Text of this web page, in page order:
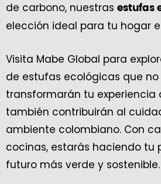
de carbono, nuestras estufas
elección ideal para tu hogar
Visita Mabe Global para
de estufas ecológicas que no
transformarán tu experiencia
también contribuirán al
ambiente colombiano. Con
cocinas, estarás haciendo tu
futuro más verde y sostenible.